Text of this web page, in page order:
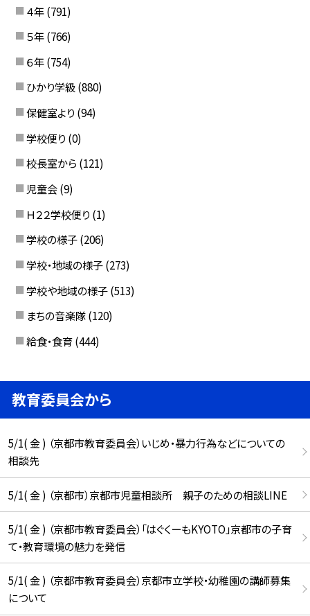
４年 (791)
５年 (766)
６年 (754)
ひかり学級 (880)
保健室より (94)
学校便り (0)
校長室から (121)
児童会 (9)
Ｈ２２学校便り (1)
学校の様子 (206)
学校・地域の様子 (273)
学校や地域の様子 (513)
まちの音楽隊 (120)
給食・食育 (444)
教育委員会から
5/1( 金 ) （京都市教育委員会）いじめ・暴力行為などについての
相談先
5/1( 金 ) （京都市）京都市児童相談所 親子のための相談LINE
5/1( 金 ) （京都市教育委員会）「はぐくーもKYOTO」京都市の子育
て・教育環境の魅力を発信
5/1( 金 ) （京都市教育委員会）京都市立学校・幼稚園の講師募集
について